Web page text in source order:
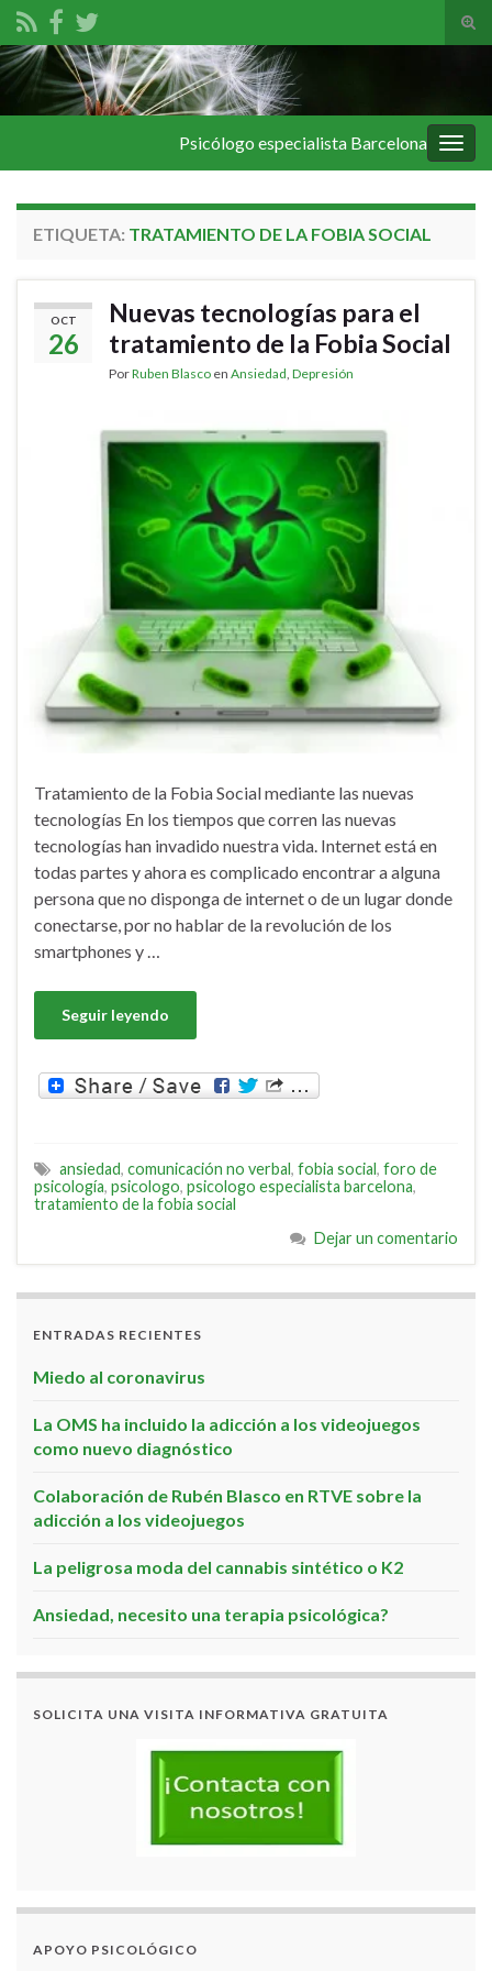
el
Search for:
la
Psicólogo especialista Barcelona
ETIQUETA: TRATAMIENTO DE LA FOBIA SOCIAL
OCT
26
Nuevas tecnologías para el
tratamiento de la Fobia Social
PorRuben Blasco en Ansiedad Depresión
Tratamiento de la Fobia Social mediante las nuevas
tecnologías En los tiempos que corren las nuevas
tecnologías han invadido nuestra vida. Internet está en
todas partes y ahora es complicado encontrar a alguna
persona que no disponga de internet o de un lugar donde
conectarse, por no hablar de la revolución de los
smartphones y …
Seguir leyendo
ansiedad, comunicación no verbal, fobia social, foro de
psicología, psicologo, psicologo especialista barcelona,
tratamiento de la fobia social
Dejar un comentario
ENTRADAS RECIENTES
Miedo al coronavirus
La OMS ha incluido la adicción a los videojuegos
como nuevo diagnóstico
Colaboración de Rubén Blasco en RTVE sobre la
adicción a los videojuegos
La peligrosa moda del cannabis sintético o K2
Ansiedad, necesito una terapia psicológica?
SOLICITA UNA VISITA INFORMATIVA GRATUITA
APOYO PSICOLÓGICO